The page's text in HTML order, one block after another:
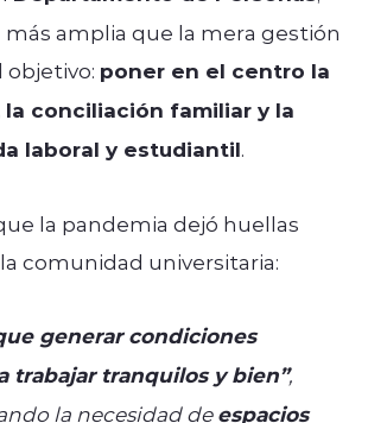
más amplia que la mera gestión
objetivo: poner en el centro la
la conciliación familiar y la
laboral y estudiantil.
la pandemia dejó huellas
comunidad universitaria:
generar condiciones
trabajar tranquilos y bien”,
la necesidad deespacios